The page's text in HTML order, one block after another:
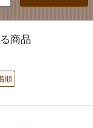
商品
順